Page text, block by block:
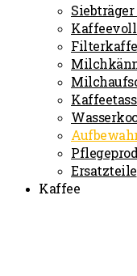
Siebträger
Ersatzteile
Kaffee